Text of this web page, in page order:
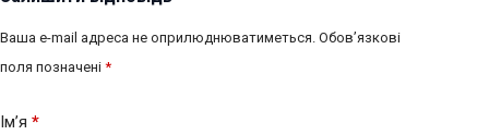
Ваша e-mail адреса не оприлюднюватиметься. Обов’язкові
поля позначені *
Ім’я *